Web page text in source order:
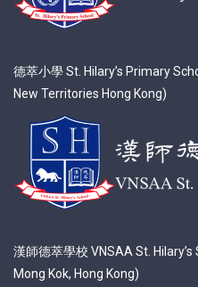
德萃小學 St. Hilary’s Primary
New Territories Hong Kong)
漢師德萃學校 VNSAA St.
Mong Kok, Hong Kong)